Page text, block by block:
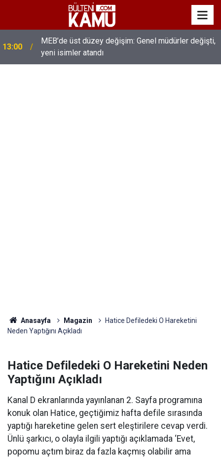
13:00
MEB’de üst düzey değişim: Genel müdürler değişti,
yeni isimler atandı
Anasayfa Magazin
Hatice Defiledeki O Hareketini
Neden Yaptığını Açıkladı
Hatice Defiledeki O Hareketini Neden
Yaptığını Açıkladı
Kanal D ekranlarında yayınlanan 2. Sayfa programına
konuk olan Hatice, geçtiğimiz hafta defile sırasında
yaptığı hareketine gelen sert eleştirilere cevap verdi.
Ünlü şarkıcı, o olayla ilgili yaptığı açıklamada ‘Evet,
popomu açtım biraz da fazla kaçmış olabilir ama